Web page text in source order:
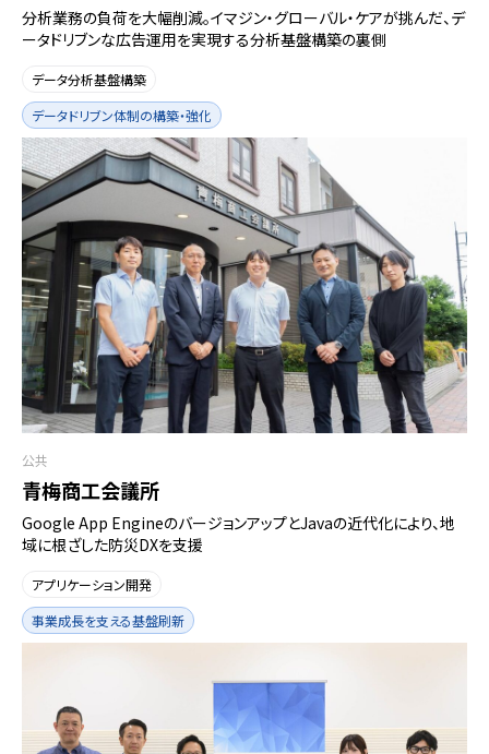
分析業務の負荷を大幅削減。イマジン・グローバル・ケアが挑んだ、デ
ータドリブンな広告運用を実現する分析基盤構築の裏側
データ分析基盤構築
データドリブン体制の構築・強化
公共
青梅商工会議所
Google App EngineのバージョンアップとJavaの近代化により、地
域に根ざした防災DXを支援
アプリケーション開発
事業成長を支える基盤刷新